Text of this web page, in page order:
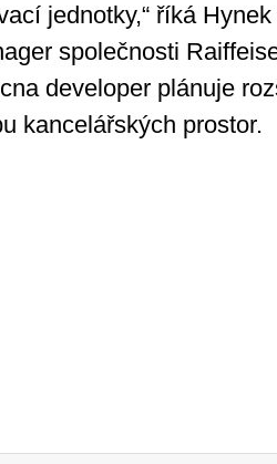
jednotky,“ říká
společnosti
developer plánuje
kancelářských prostor.